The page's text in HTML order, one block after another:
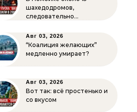
шахедодромов,
следовательно…
Авг 03, 2026
“Коалиция желающих”
медленно умирает?
Авг 03, 2026
Вот так: всё простенько и
со вкусом